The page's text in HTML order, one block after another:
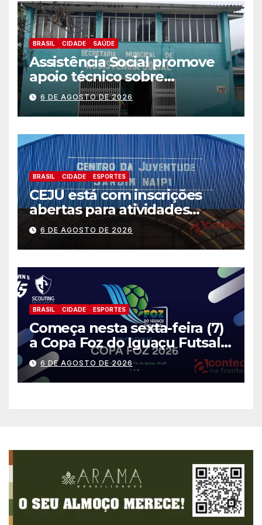
BRASIL CIDADE SAÚDE
Assistência Social promove
apoio técnico sobre
preparação e resposta a
situações de emergência e
calamidade pública
6 DE AGOSTO DE 2026
BRASIL CIDADE ESPORTES
CEJU está com inscrições
abertas para atividades
gratuitas
6 DE AGOSTO DE 2026
BRASIL CIDADE ESPORTES
Começa nesta sexta-feira (7)
a Copa Foz do Iguaçu Futsal
2026 com equipes de quatro
países
6 DE AGOSTO DE 2026